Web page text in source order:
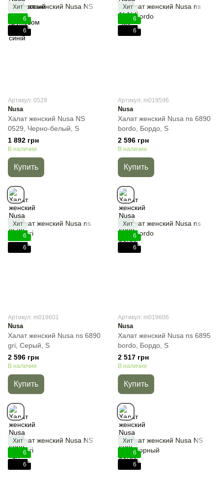
Хит
6
6
Артикул: 0529
Nusa
Халат женский Nusa NS
0529, Черно-белый, S
1 892 грн
В наличии
Купить
Хит
6
6
Артикул: m019596
Nusa
Халат женский Nusa ns 6890
bordo, Бордо, S
2 596 грн
В наличии
Купить
Хит
6
6
Артикул: m019601
Nusa
Халат женский Nusa ns 6890
gri, Cерый, S
2 596 грн
В наличии
Купить
Хит
6
6
Артикул: m019606
Nusa
Халат женский Nusa ns 6895
bordo, Бордо, S
2 517 грн
В наличии
Купить
Хит
6
6
Хит
6
6